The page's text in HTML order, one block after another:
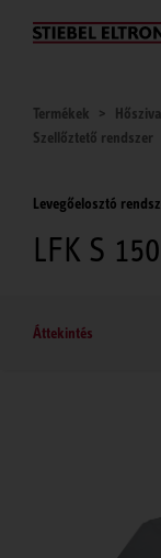
Hírek
Termékek
Szellőztető rendszer
Levegőelosztó
LFK S
Áttekintés